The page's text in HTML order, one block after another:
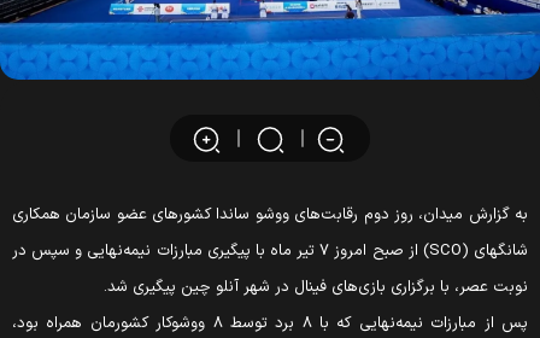
گزارش میدان، روز دوم رقابت‌های ووشو ساندا کشورهای عضو سازمان همکاری
شانگهای (SCO) از صبح امروز ۷ تیر ماه با پیگیری مبارزات نیمه‌نهایی و سپس در
عصر، با برگزاری بازی‌های فینال در شهر آنلو چین پیگیری شد.
پس از مبارزات نیمه‌نهایی که با ۸ برد توسط ۸ ووشوکار کشورمان همراه بود،